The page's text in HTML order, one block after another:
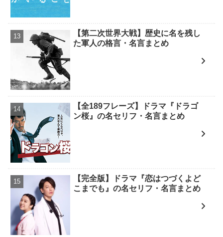
【第二次世界大戦】歴史に名を残し
た軍人の格言・名言まとめ
【全189フレーズ】ドラマ『ドラゴ
ン桜』の名セリフ・名言まとめ
【完全版】ドラマ『恋はつづくよど
こまでも』の名セリフ・名言まとめ